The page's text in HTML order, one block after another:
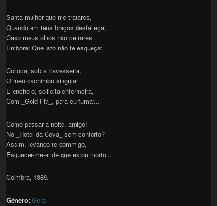
Santa mulher que me tratares,
Quando em teus braços desfalleça,
Caso meus olhos não cerrares,
Embora! Que isto não te esqueça:
Colloca, sob a travesseira,
O meu cachimbo singular
E enche-o, sollicita enfermeira,
Com _Gold-Fly_, para eu fumar...
Como passar a noite, amigo!
No _Hotel da Cova_ sem conforto?
Assim, levando-te commigo,
Esquecer-me-ei de que estou morto...
Coimbra, 1889.
Género:Geral